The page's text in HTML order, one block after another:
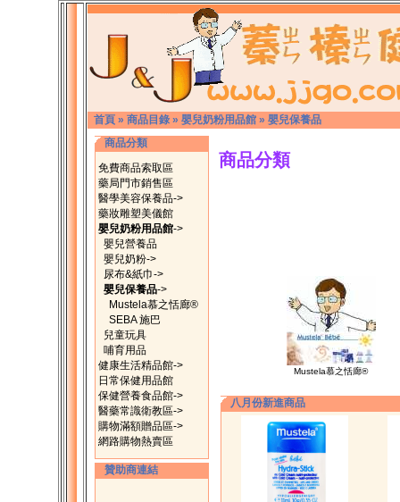
首頁 » 商品目錄 » 嬰兒奶粉用品館 » 嬰兒保養品
商品分類
免費商品索取區
藥局門市銷售區
醫學美容保養品->
藥妝雕塑美儀館
嬰兒奶粉用品館->
嬰兒營養品
嬰兒奶粉->
尿布&紙巾->
嬰兒保養品->
Mustela慕之恬廊®
SEBA 施巴
兒童玩具
哺育用品
健康生活精品館->
日常保健用品館
保健營養食品館->
醫藥常識衛教區->
購物滿額贈品區->
網路購物熱賣區
贊助商連結
商品分類
Mustela慕之恬廊®
八月份新進商品